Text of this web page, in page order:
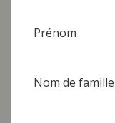
Prénom
Nom de famille